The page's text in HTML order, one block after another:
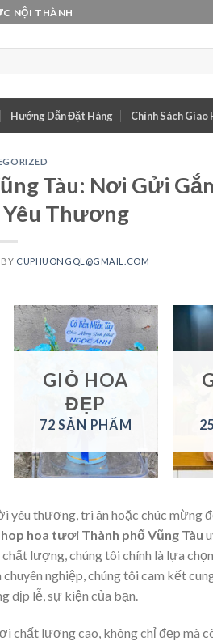
NỘI THÀNH
Hướng Dẫn Đặt Hàng Chính Sách Giao
Tàu: Nơi Gửi
Thương
BY CUPHUONGQL@GMAIL.COM
GIỎ HOA
ĐẸP
72 SẢN PHẨM
yêu thương, tri ân hoặc chúc mừng
hoa tươi Thành phố Vũng Tàu
lượng, chúng tôi chính là lựa
nghiệp, chúng tôi cam kết
dịp lễ, sự kiện của bạn.
chất lượng cao, không chỉ đẹp mà